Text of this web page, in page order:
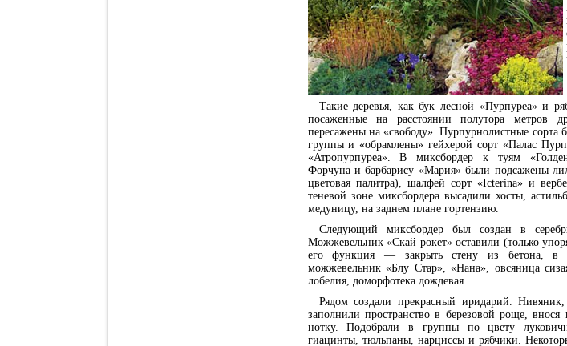
Такие деревья, как бук лесной «Пурпуреа» и
посаженные на расстоянии полутора метров
пересажены на «свободу». Пурпурнолистные сорта
группы и «обрамлены» гейхерой сорт «Палас
«Атропурпуреа». В миксбордер к туям
Форчуна и барбарису «Мария» были подсажены
цветовая палитра), шалфей сорт «Icterina» и
теневой зоне миксбордера высадили хосты,
медуницу, на заднем плане гортензию.
Следующий миксбордер был создан в
Можжевельник «Скай рокет» оставили (только
его функция — закрыть стену из бетона, в
можжевельник «Блу Стар», «Нана», овсяница
лобелия, доморфотека дождевая.
Рядом создали прекрасный иридарий. Нивяник,
заполнили пространство в березовой роще, внося
нотку. Подобрали в группы по цвету
гиацинты, тюльпаны, нарциссы и рябчики.